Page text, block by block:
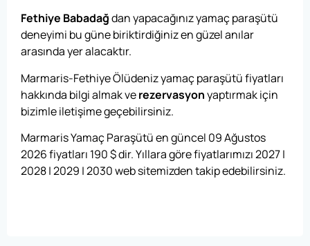
Fethiye Babadağdan yapacağınız yamaç paraşütü
deneyimi bu güne biriktirdiğiniz en güzel anılar
arasında yer alacaktır.
Marmaris-Fethiye Ölüdeniz yamaç paraşütü fiyatları
hakkında bilgi almak verezervasyonyaptırmak için
bizimle iletişime geçebilirsiniz.
Marmaris Yamaç Paraşütü en güncel 09 Ağustos
2026 fiyatları 190$dir. Yıllara göre fiyatlarımızı 2027 |
2028 | 2029 | 2030 web sitemizden takip edebilirsiniz.